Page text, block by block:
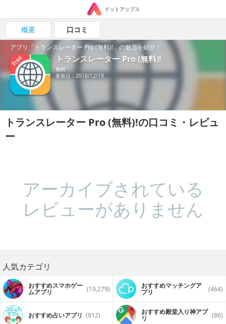
ドットアップス
概要 口コミ
アプリ「トランスレーター Pro (無料)!」の魅力を紹介！
トランスレーター Pro (無料)!
無料
更新日：2018/12/19
トランスレーター Pro (無料)!の口コミ・レビュ
ー
アーカイブされている
レビューがありません
人気カテゴリ
おすすめスマホゲー
ムアプリ (19,279) おすすめマッチングア
プリ (464)
おすすめ占いアプリ (912) おすすめ殿堂入り神アプ
リ (86)